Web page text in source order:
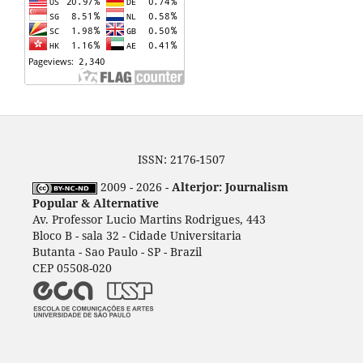
ISSN: 2176-1507
2009 - 2026 - Alterjor: Journalism
Popular & Alternative
Av. Professor Lucio Martins Rodrigues, 443
Bloco B - sala 32 - Cidade Universitaria
Butanta - Sao Paulo - SP - Brazil
CEP 05508-020